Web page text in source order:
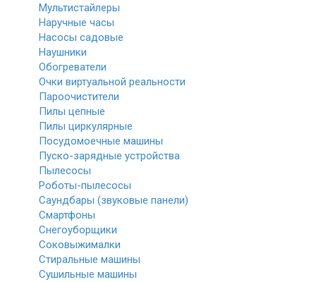
Мультистайлеры
Наручные часы
Насосы садовые
Наушники
Обогреватели
Очки виртуальной реальности
Пароочистители
Пилы цепные
Пилы циркулярные
Посудомоечные машины
Пуско-зарядные устройства
Пылесосы
Роботы-пылесосы
Саундбары (звуковые панели)
Смартфоны
Снегоуборщики
Соковыжималки
Стиральные машины
Сушильные машины